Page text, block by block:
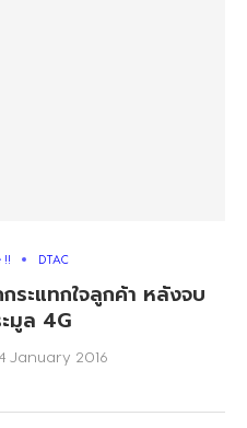
!! DTAC
ะแทกใจลูกค้า หลังจบ
มูล 4G
January 2016